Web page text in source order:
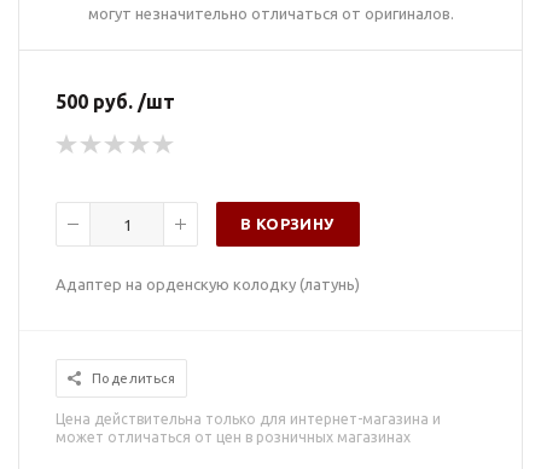
могут незначительно отличаться от оригиналов.
500 руб. /шт
В КОРЗИНУ
Адаптер на орденскую колодку (латунь)
Поделиться
Цена действительна только для интернет-магазина и
может отличаться от цен в розничных магазинах